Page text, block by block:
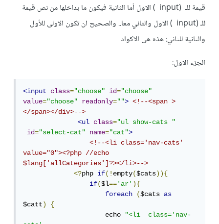
قيمة للـ (input ) الاول أما الثانية فيكون ما بداخلها من نص قيمة
للـ (input ) الاول والثاني معا.. والصحيح ان تكون الاولى للأول
والثانية للثاني: هذه هى الاكواد
الجزء الاول:
<input class="choose" id="choose"
value="choose" readonly="">
<!--<span >
</span></div>-->
<ul
class="ul show-cats "
id="select-cat" name="cat">
<!--<li class='nav-cats'
value="0"><?php //echo
$lang['allCategories']?></li>-->
<?php if(!empty($cats)){
if($l=='ar'){
foreach
($cats as
$catt)
{
echo "<li  class='nav-